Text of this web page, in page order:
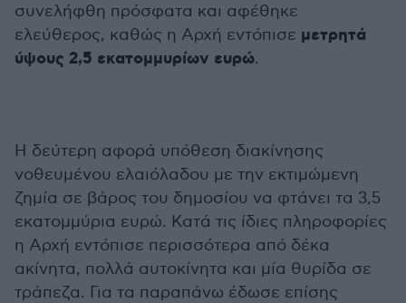
συνελήφθη πρόσφατα και αφέθηκε
ελεύθερος, καθώς η Αρχή εντόπισε μετρητά
ύψους 2,5 εκατομμυρίων ευρώ.
Η δεύτερη αφορά υπόθεση διακίνησης
νοθευμένου ελαιόλαδου με την εκτιμώμενη
ζημία σε βάρος του δημοσίου να φτάνει τα 3,5
εκατομμύρια ευρώ. Κατά τις ίδιες πληροφορίες
η Αρχή εντόπισε περισσότερα από δέκα
ακίνητα, πολλά αυτοκίνητα και μία θυρίδα σε
τράπεζα. Για τα παραπάνω έδωσε επίσης